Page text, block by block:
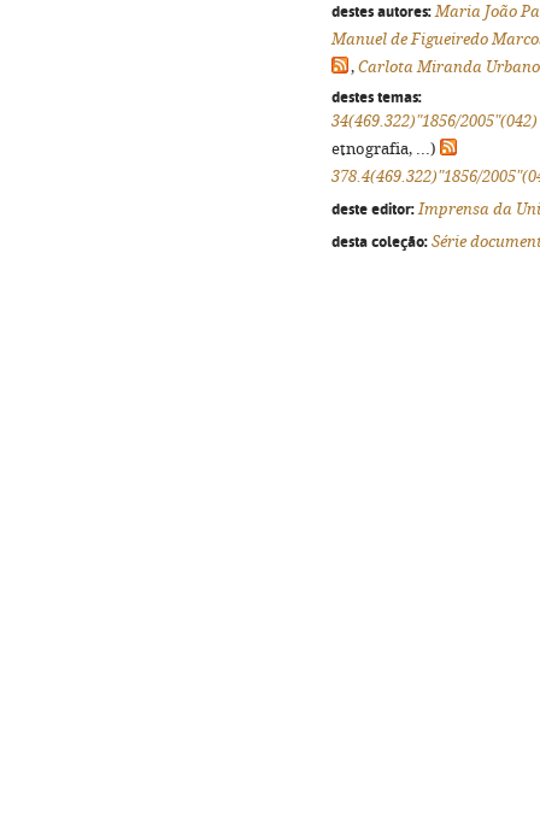
destes autores: Maria João
Manuel de Figueiredo
, Carlota Miranda Urbano
destes temas:
34(469.322)"1856/2005"(042)
etnografia, ...)
378.4(469.322)"1856/
deste editor: Imprensa da
desta coleção: Série